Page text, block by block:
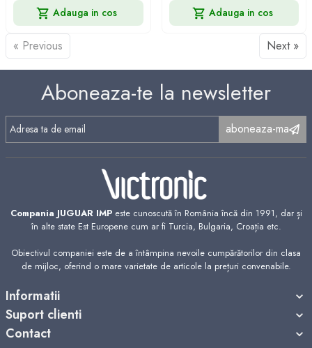
Adauga in cos Adauga in cos
« Previous Next »
Aboneaza-te la newsletter
aboneaza-ma
Compania JUGUAR IMPeste cunoscută în România încă din 1991, dar și
în alte state Est Europene cum ar fi Turcia, Bulgaria, Croația etc.
Obiectivul companiei este de a întâmpina nevoile cumpărătorilor din clasa
de mijloc, oferind o mare varietate de articole la prețuri convenabile.
Informatii
Suport clienti
Contact